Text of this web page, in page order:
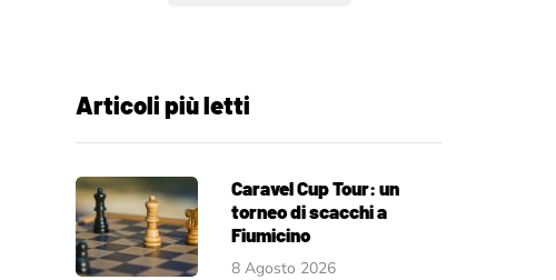
Articoli più letti
Caravel Cup Tour: un
torneo di scacchi a
Fiumicino
8 Agosto 2026